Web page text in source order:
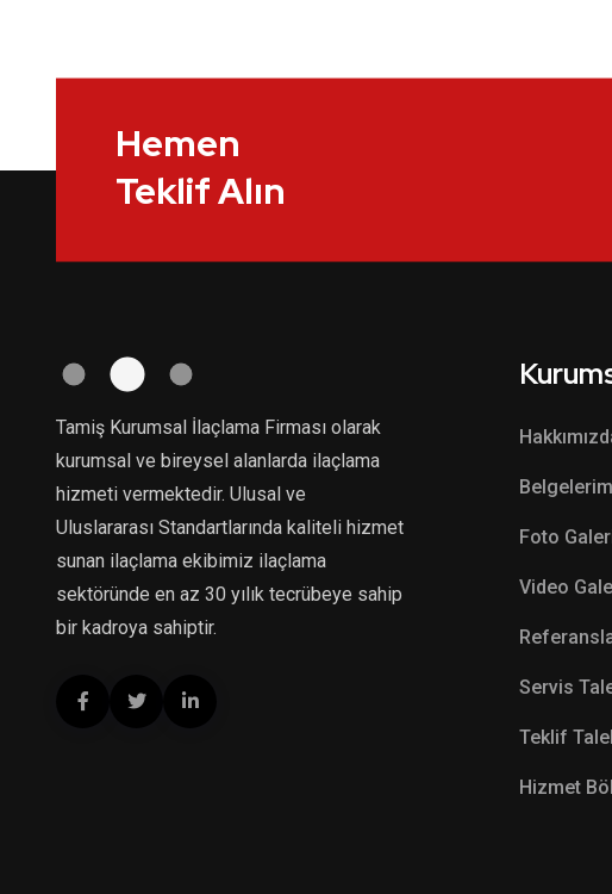
Hemen
Teklif Alın
Tamiş Kurumsal İlaçlama Firması olarak
kurumsal ve bireysel alanlarda ilaçlama
hizmeti vermektedir. Ulusal ve
Uluslararası Standartlarında kaliteli hizmet
sunan ilaçlama ekibimiz ilaçlama
sektöründe en az 30 yılık tecrübeye sahip
bir kadroya sahiptir.
Foto
Video
Servis
Teklif
Hizmet